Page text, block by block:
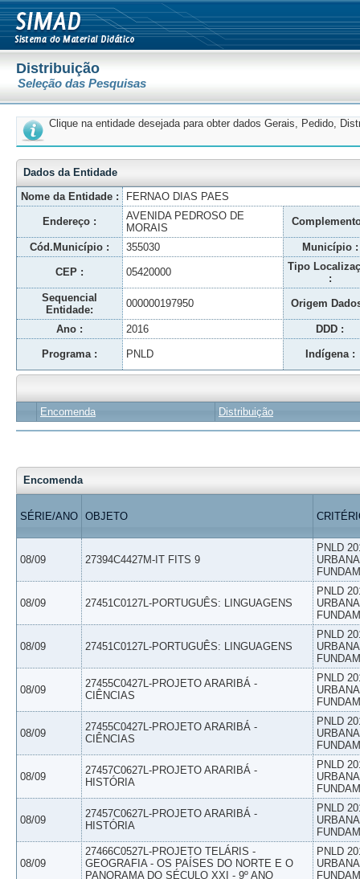
Distribuição
Seleção das Pesquisas
Clique na entidade desejada para obter dados Gerais, Pedido,
Dados da Entidade
Nome da Entidade :
FERNAO DIAS PAES
Endereço :
AVENIDA PEDROSO DE
MORAIS
Cód.Município : 355030 Município :
CEP : 05420000
Tipo
:
Sequencial
Entidade:
000000197950 Origem
Ano : 2016 DDD :
Programa : PNLD Indígena :
Encomenda Distribuição
Encomenda
SÉRIE/ANO OBJETO
08/09 27394C4427M-IT FITS 9
PNLD
08/09 27451C0127L-PORTUGUÊS: LINGUAGENS
PNLD
08/09 27451C0127L-PORTUGUÊS: LINGUAGENS
PNLD
08/09
27455C0427L-PROJETO ARARIBÁ -
CIÊNCIAS
PNLD
08/09
27455C0427L-PROJETO ARARIBÁ -
CIÊNCIAS
PNLD
08/09
27457C0627L-PROJETO ARARIBÁ -
HISTÓRIA
PNLD
08/09
27457C0627L-PROJETO ARARIBÁ -
HISTÓRIA
PNLD
08/09
27466C0527L-PROJETO TELÁRIS -
GEOGRAFIA - OS PAÍSES DO NORTE E O
PANORAMA DO SÉCULO XXI - 9º ANO
PNLD